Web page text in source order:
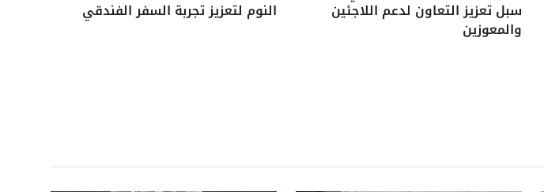
سبل تعزيز التعاون لدعم اللاجئين
والمعوزين
النوم لتعزيز تجربة السفر الفندقي